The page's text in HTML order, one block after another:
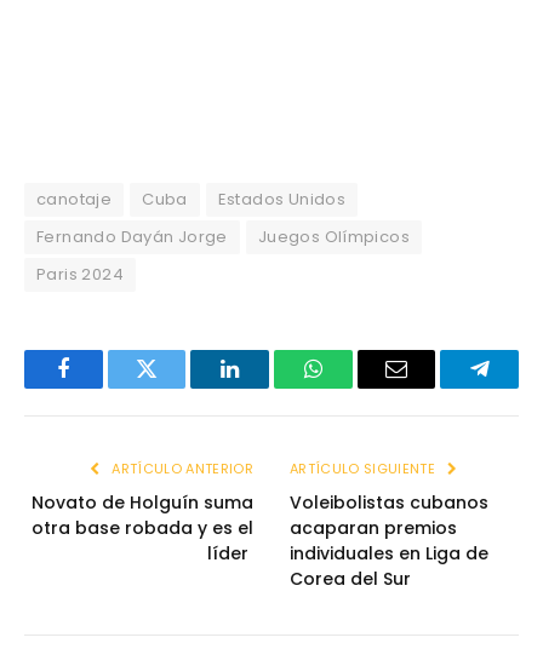
canotaje Cuba
Estados Unidos
Fernando Dayán Jorge
Juegos Olímpicos
Paris 2024
FacebookTwitter LinkedInWhatsAppEmail
ARTÍCULO ANTERIOR
Novato de Holguín suma
otra base robada y es el
líder
ARTÍCULO SIGUIENTE
Voleibolistas cubanos
acaparan premios
individuales en Liga de
Corea del Sur